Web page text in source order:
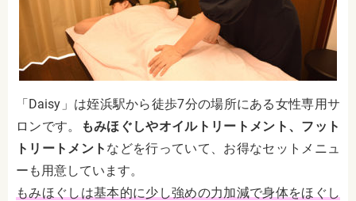
「Daisy」は姪浜駅から徒歩7分の場所にある女性専用サ
ロンです。
もみほぐしやオイルトリートメント、フット
トリートメント などを行っていて、お得なセットメニュ
ーも用意しています。
もみほぐしは基本的に少し強めの力加減で身体をほぐし